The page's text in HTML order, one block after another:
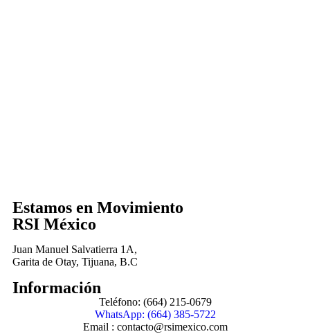
Estamos en Movimiento
RSI México
Juan Manuel Salvatierra 1A,
Garita de Otay, Tijuana, B.C
Información
Teléfono: (664) 215-0679
WhatsApp: (664) 385-5722
Email : contacto@rsimexico.com